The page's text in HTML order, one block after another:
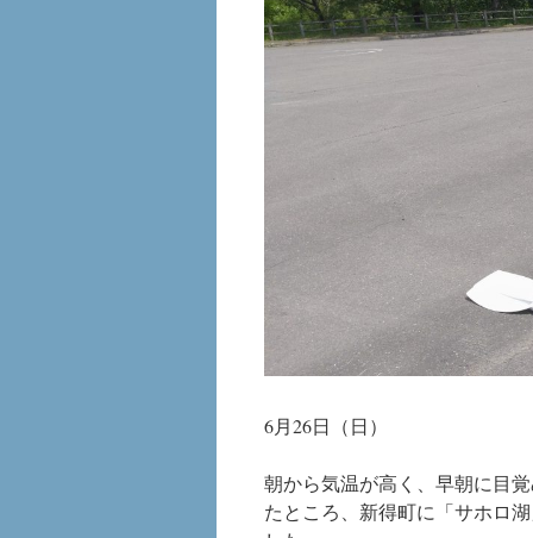
6月26日（日）
朝から気温が高く、早朝に目
たところ、新得町に「サホロ